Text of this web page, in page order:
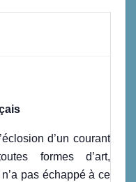
d’un courant
formes d’art,
pas échappé à ce